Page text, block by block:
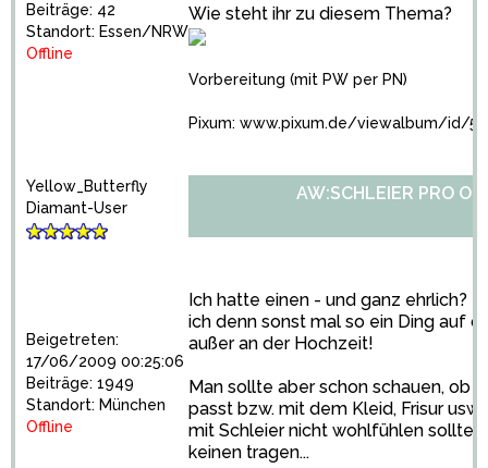
Beiträge: 42
Standort: Essen/NRW
Offline
Wie steht ihr zu diesem Thema?
Vorbereitung (mit PW per PN)
Pixum: www.pixum.de/viewalbum/id/
Yellow_Butterfly
Diamant-User
Beigetreten:
17/06/2009 00:25:06
Beiträge: 1949
Standort: München
Offline
AW:SCHLEIER PRO
Ich hatte einen - und ganz ehrlich?
ich denn sonst mal so ein Ding auf
außer an der Hochzeit!
Man sollte aber schon schauen, ob
passt bzw. mit dem Kleid, Frisur
mit Schleier nicht wohlfühlen
keinen tragen...